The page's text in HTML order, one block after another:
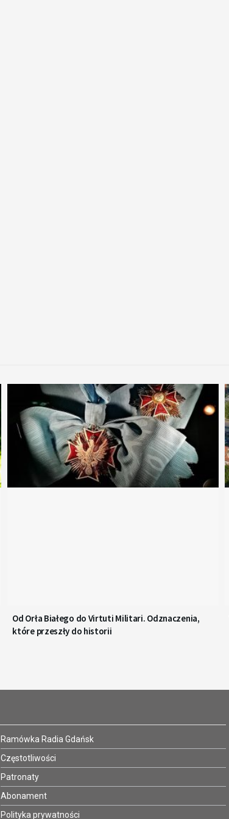
Od Orła Białego do Virtuti Militari. Odznaczenia,
które przeszły do historii
Ramówka Radia Gdańsk
Częstotliwości
Patronaty
Abonament
Polityka prywatności